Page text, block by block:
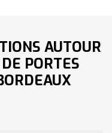
AUTOUR
PORTES